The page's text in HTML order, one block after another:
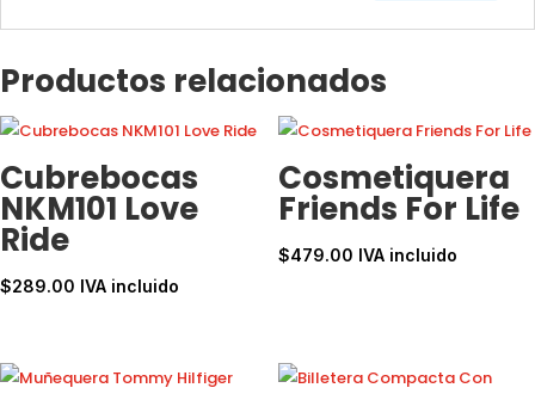
Productos relacionados
Cubrebocas
NKM101 Love
Ride
$289.00 IVA incluido
Cosmetiquera
Friends For Life
$479.00 IVA incluido